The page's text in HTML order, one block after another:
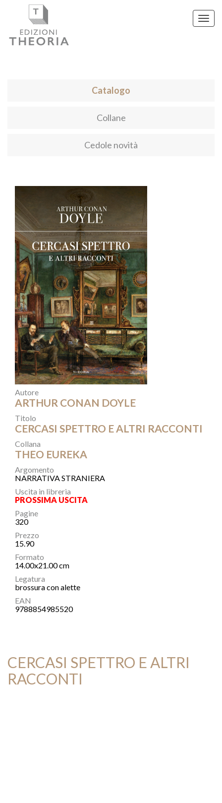
Catalogo
Collane
Cedole novità
Autore
ARTHUR CONAN DOYLE
Titolo
CERCASI SPETTRO E ALTRI RACCONTI
Collana
THEO EUREKA
Argomento
NARRATIVA STRANIERA
Uscita in libreria
PROSSIMA USCITA
Pagine
320
Prezzo
15.90
Formato
14.00x21.00 cm
Legatura
brossura con alette
EAN
9788854985520
CERCASI SPETTRO E ALTRI
RACCONTI